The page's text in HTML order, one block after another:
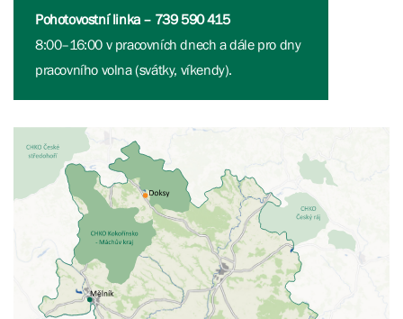
Pohotovostní linka – 739 590 415
8:00–16:00 v pracovních dnech a dále pro dny
pracovního volna (svátky, víkendy).